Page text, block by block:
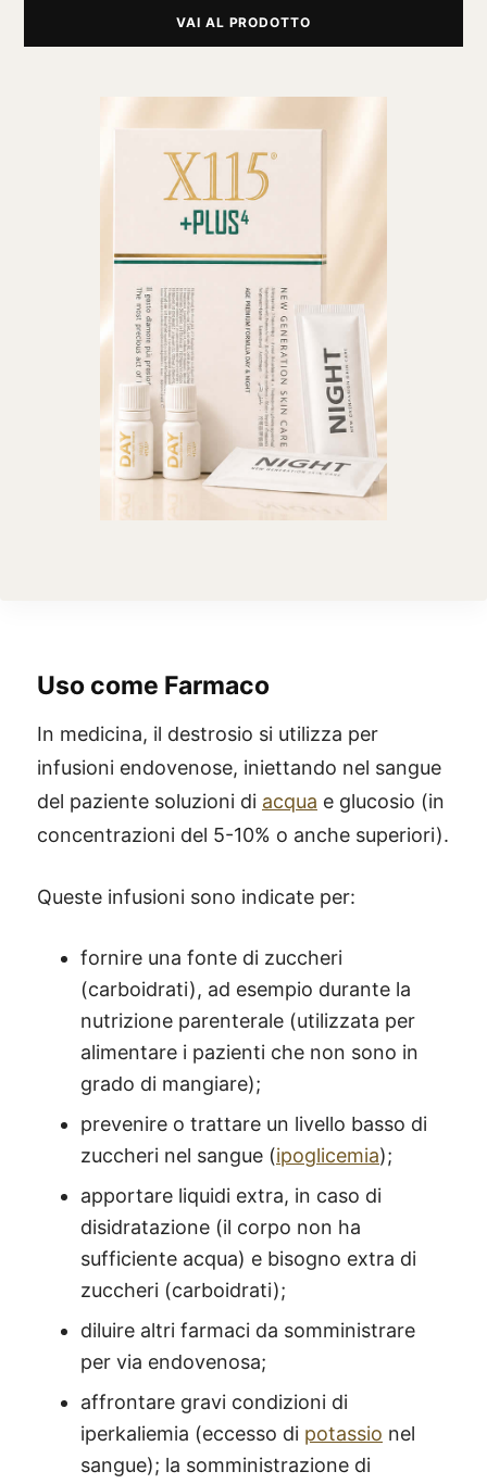
VAI AL PRODOTTO
Uso come Farmaco
In medicina, il destrosio si utilizza per
infusioni endovenose, iniettando nel sangue
del paziente soluzioni di acqua e glucosio (in
concentrazioni del 5-10% o anche superiori).
Queste infusioni sono indicate per:
fornire una fonte di zuccheri
(carboidrati), ad esempio durante la
nutrizione parenterale (utilizzata per
alimentare i pazienti che non sono in
grado di mangiare);
prevenire o trattare un livello basso di
zuccheri nel sangue (ipoglicemia);
apportare liquidi extra, in caso di
disidratazione (il corpo non ha
sufficiente acqua) e bisogno extra di
zuccheri (carboidrati);
diluire altri farmaci da somministrare
per via endovenosa;
affrontare gravi condizioni di
iperkaliemia (eccesso di potassio nel
sangue); la somministrazione di